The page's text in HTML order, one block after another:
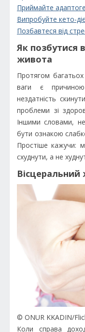
Приймайте
Випробуйте кето-
Позбавтеся від
Як позбутися
живота
Протягом
ваги є
нездатність
проблеми зі
Іншими словами,
бути ознакою
Простіше кажучи:
схуднути, а не
Вісцеральний
© ONUR KKADIN/
Коли справа